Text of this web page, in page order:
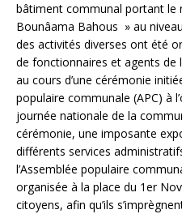
bâtiment communal portant le
Bounâama Bahous » au
des activités diverses ont été
de fonctionnaires et agents
au cours d’une cérémonie
populaire communale (APC) à
journée nationale de la
cérémonie, une imposante
différents services
l’Assemblée populaire
organisée à la place du 1er
citoyens, afin qu’ils